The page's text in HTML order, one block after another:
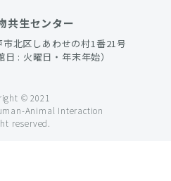
共生センター
北区しあわせの村1番21号
: 火曜日・年末年始）
© 2021
Animal Interaction
reserved.